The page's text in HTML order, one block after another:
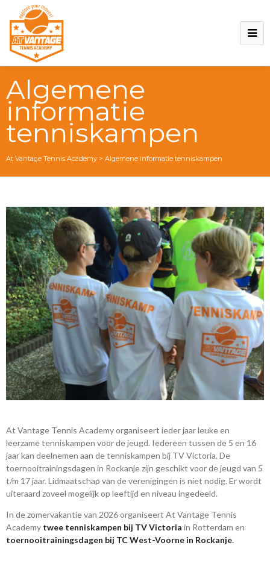
Algemene
informatie
tenniskampen
At Vantage Tennis Academy > Algemene informatie tenniskampen
At Vantage Tennis Academy organiseert ieder jaar leuke en
leerzame tenniskampen voor de jeugd. Iedereen tussen de 5 en 16
jaar kan deelnemen aan de tenniskampen bij TV Victoria. De
toernooitrainingsdagen in Rockanje zijn geschikt voor de jeugd van 5
t/m 17 jaar. Lidmaatschap van de verenigingen is niet nodig. Er wordt
uiteraard zoveel mogelijk op leeftijd en niveau ingedeeld.
In de zomervakantie van 2026 organiseert At Vantage Tennis
Academy twee tenniskampen bij TV Victoria in Rotterdam en
toernooitrainingsdagen bij TC West-Voorne in Rockanje.